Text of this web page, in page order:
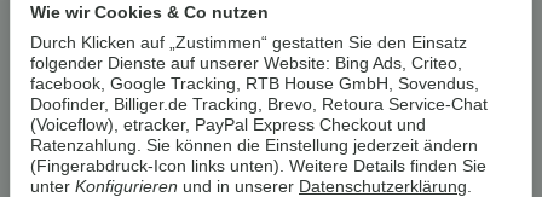
3,59 €
zzgl.Versand
sofort verfügbar Lieferzeit:1 - 3 Werktage(DE)
Stk
Wie wir Cookies & Co nutzen
Durch Klicken auf „Zustimmen“ gestatten Sie den Einsatz
folgender Dienste auf unserer Website: Bing Ads, Criteo,
facebook, Google Tracking, RTB House GmbH, Sovendus,
Doofinder, Billiger.de Tracking, Brevo, Retoura Service-Chat
(Voiceflow), etracker, PayPal Express Checkout und
Ratenzahlung. Sie können die Einstellung jederzeit ändern
(Fingerabdruck-Icon links unten). Weitere Details finden Sie
unter Konfigurieren und in unserer Datenschutzerklärung